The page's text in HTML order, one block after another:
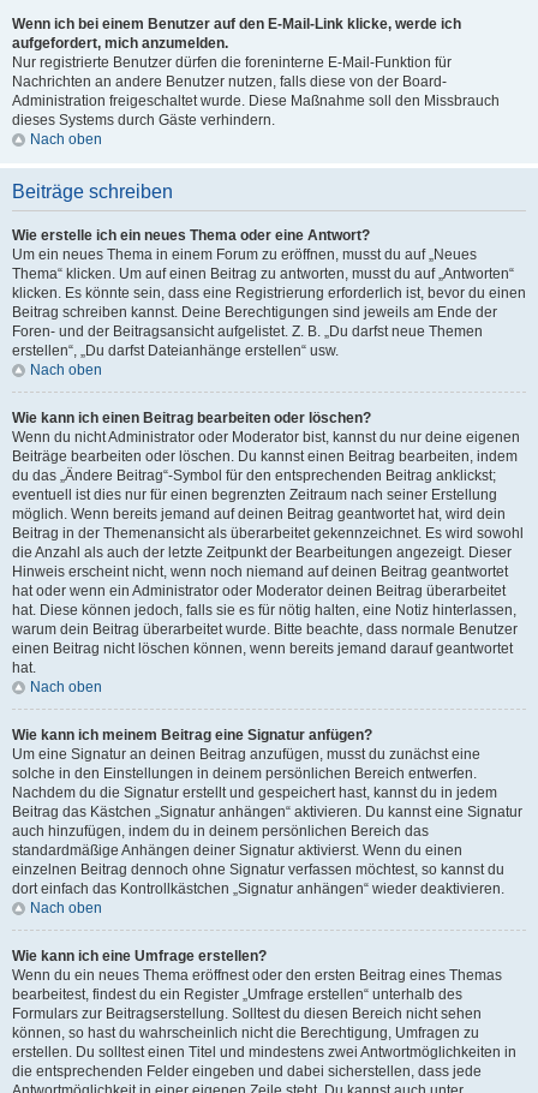
Wenn ich bei einem Benutzer auf den E-Mail-Link klicke, werde ich
aufgefordert, mich anzumelden.
Nur registrierte Benutzer dürfen die foreninterne E-Mail-Funktion für
Nachrichten an andere Benutzer nutzen, falls diese von der Board-
Administration freigeschaltet wurde. Diese Maßnahme soll den Missbrauch
dieses Systems durch Gäste verhindern.
Nach oben
Beiträge schreiben
Wie erstelle ich ein neues Thema oder eine Antwort?
Um ein neues Thema in einem Forum zu eröffnen, musst du auf „Neues
Thema“ klicken. Um auf einen Beitrag zu antworten, musst du auf „Antworten“
klicken. Es könnte sein, dass eine Registrierung erforderlich ist, bevor du einen
Beitrag schreiben kannst. Deine Berechtigungen sind jeweils am Ende der
Foren- und der Beitragsansicht aufgelistet. Z. B. „Du darfst neue Themen
erstellen“, „Du darfst Dateianhänge erstellen“ usw.
Nach oben
Wie kann ich einen Beitrag bearbeiten oder löschen?
Wenn du nicht Administrator oder Moderator bist, kannst du nur deine eigenen
Beiträge bearbeiten oder löschen. Du kannst einen Beitrag bearbeiten, indem
du das „Ändere Beitrag“-Symbol für den entsprechenden Beitrag anklickst;
eventuell ist dies nur für einen begrenzten Zeitraum nach seiner Erstellung
möglich. Wenn bereits jemand auf deinen Beitrag geantwortet hat, wird dein
Beitrag in der Themenansicht als überarbeitet gekennzeichnet. Es wird sowohl
die Anzahl als auch der letzte Zeitpunkt der Bearbeitungen angezeigt. Dieser
Hinweis erscheint nicht, wenn noch niemand auf deinen Beitrag geantwortet
hat oder wenn ein Administrator oder Moderator deinen Beitrag überarbeitet
hat. Diese können jedoch, falls sie es für nötig halten, eine Notiz hinterlassen,
warum dein Beitrag überarbeitet wurde. Bitte beachte, dass normale Benutzer
einen Beitrag nicht löschen können, wenn bereits jemand darauf geantwortet
hat.
Nach oben
Wie kann ich meinem Beitrag eine Signatur anfügen?
Um eine Signatur an deinen Beitrag anzufügen, musst du zunächst eine
solche in den Einstellungen in deinem persönlichen Bereich entwerfen.
Nachdem du die Signatur erstellt und gespeichert hast, kannst du in jedem
Beitrag das Kästchen „Signatur anhängen“ aktivieren. Du kannst eine Signatur
auch hinzufügen, indem du in deinem persönlichen Bereich das
standardmäßige Anhängen deiner Signatur aktivierst. Wenn du einen
einzelnen Beitrag dennoch ohne Signatur verfassen möchtest, so kannst du
dort einfach das Kontrollkästchen „Signatur anhängen“ wieder deaktivieren.
Nach oben
Wie kann ich eine Umfrage erstellen?
Wenn du ein neues Thema eröffnest oder den ersten Beitrag eines Themas
bearbeitest, findest du ein Register „Umfrage erstellen“ unterhalb des
Formulars zur Beitragserstellung. Solltest du diesen Bereich nicht sehen
können, so hast du wahrscheinlich nicht die Berechtigung, Umfragen zu
erstellen. Du solltest einen Titel und mindestens zwei Antwortmöglichkeiten in
die entsprechenden Felder eingeben und dabei sicherstellen, dass jede